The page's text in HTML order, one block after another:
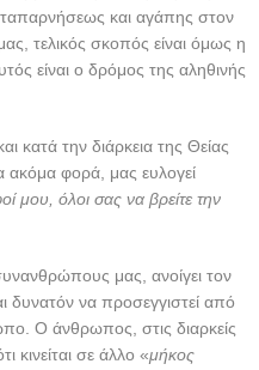
και αγάπης στον
τελικός σκοπός είναι όμως η
είναι ο δρόμος της αληθινής
κατά την διάρκεια της Θείας
ακόμα φορά, μας ευλογεί
μου, όλοι σας να βρείτε την
μας, ανοίγει τον
δυνατόν να προσεγγιστεί από
Ο άνθρωπος, στις διαρκείς
κινείται σε άλλο «μήκος